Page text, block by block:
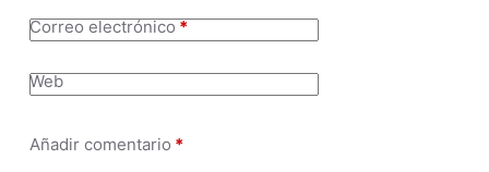
Correo electrónico *
Web
Añadir comentario *